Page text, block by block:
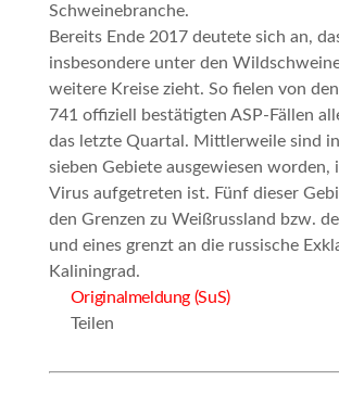
Schweinebranche.
Bereits Ende 2017 deutete sich an,
insbesondere unter den
weitere Kreise zieht. So fielen von
741 offiziell bestätigten ASP-Fällen
das letzte Quartal. Mittlerweile sind
sieben Gebiete ausgewiesen worden,
Virus aufgetreten ist. Fünf dieser
den Grenzen zu Weißrussland bzw.
und eines grenzt an die russische
Kaliningrad.
Originalmeldung (SuS)
Teilen